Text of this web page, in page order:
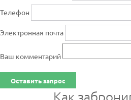
Телефон
Электронная почта
Ваш комментарий
Оставить запрос
Как